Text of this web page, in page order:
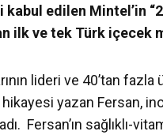
edilen Mintel’in
ilk ve tek Türk içecek
lideri ve 40’tan
hikayesi yazan Fersan,
Fersan’ın sağlıklı-